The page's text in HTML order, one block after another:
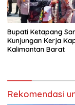
Bupati Ketapang
Kunjungan Kerja
Kalimantan Barat
Rekomendasi